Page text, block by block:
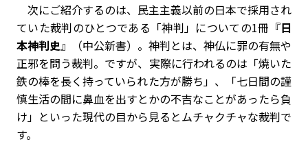
次にご紹介するのは、民主主義以前の日本で採用され
ていた裁判のひとつである「神判」についての1冊『日
本神判史』（中公新書）。神判とは、神仏に罪の有無や
正邪を問う裁判。ですが、実際に行われるのは「焼いた
鉄の棒を長く持っていられた方が勝ち」、「七日間の謹
慎生活の間に鼻血を出すとかの不吉なことがあったら負
け」といった現代の目から見るとムチャクチャな裁判で
す。